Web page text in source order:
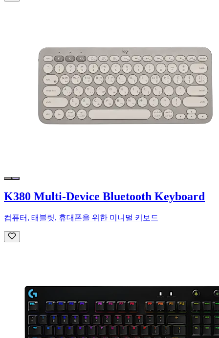
K380 Multi-Device Bluetooth Keyboard
컴퓨터, 태블릿, 휴대폰을 위한 미니멀 키보드